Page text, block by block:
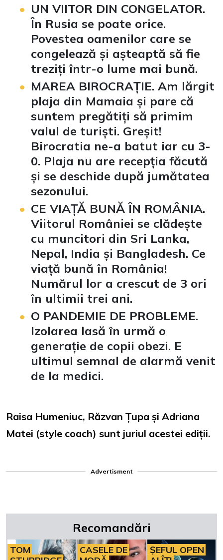
UN VIITOR DIN CONGELATOR.
În Rusia se poate orice.
Povestea oamenilor care se
congelează și așteaptă să fie
treziți într-o lume mai bună.
MAREA BIROCRAȚIE. Am lărgit
plaja din Mamaia și pare că
suntem pregătiți să primim
valul de turiști. Greșit!
Birocratia ne-a batut iar cu 3-
0. Plaja nu are recepția făcută
și se deschide după jumătatea
sezonului.
CE VIAȚĂ BUNĂ ÎN ROMÂNIA.
Viitorul României se clădește
cu muncitori din Sri Lanka,
Nepal, India și Bangladesh. Ce
viață bună în România!
Numărul lor a crescut de 3 ori
în ultimii trei ani.
O PANDEMIE DE PROBLEME.
Izolarea lasă în urmă o
generație de copii obezi. E
ultimul semnal de alarmă venit
de la medici.
Raisa Humeniuc, Răzvan Țupa și Adriana
Matei (style coach) sunt juriul acestei ediții.
Advertisment
Recomandări
TOM
CASELE DE
ȘEFUL OPEN